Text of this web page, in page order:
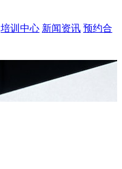
培训中心 新闻资讯 预约合